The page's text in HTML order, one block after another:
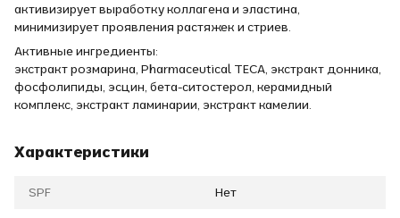
активизирует выработку коллагена и эластина,
минимизирует проявления растяжек и стриев.
Активные ингредиенты:
экстракт розмарина, Pharmaceutical TECA, экстракт донника,
фосфолипиды, эсцин, бета-ситостерол, керамидный
комплекс, экстракт ламинарии, экстракт камелии.
Характеристики
SPF Нет